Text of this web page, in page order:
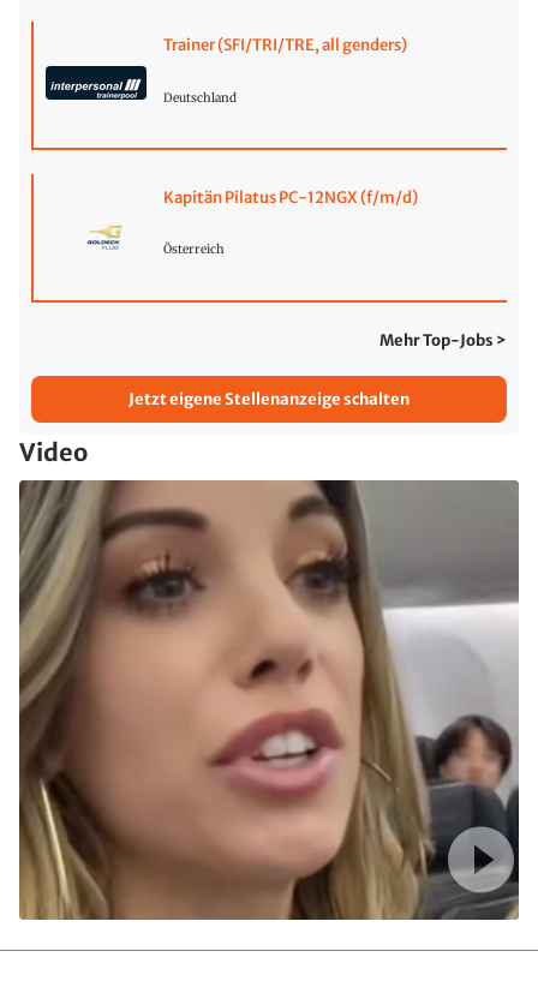
Trainer (SFI/TRI/TRE, all genders)
Deutschland
Kapitän Pilatus PC-12NGX (f/m/d)
Österreich
Mehr Top-Jobs >
Jetzt eigene Stellenanzeige schalten
Video